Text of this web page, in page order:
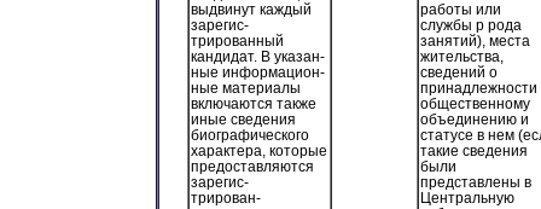
выдвинут каждый
зарегис-
трированный
кандидат. В указан-
ные информацион-
ные материалы
включаются также
иные сведения
биографического
характера, которые
предоставляются
зарегис-
трирован-
работы или
службы р рода
занятий), места
жительства,
сведений о
принадлежности
общественному
объединению и
статусе в нем
такие сведения
были
представлены в
Центральную